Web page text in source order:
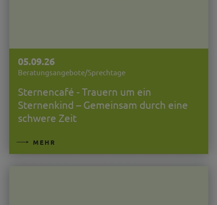
05.09.26
Beratungsangebote/Sprechtage
Sternencafé - Trauern um ein
Sternenkind – Gemeinsam durch eine
schwere Zeit
MEHR